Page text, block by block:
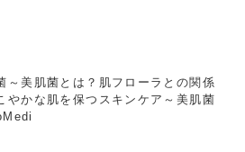
～美肌菌とは？肌フローラとの関係
やかな肌を保つスキンケア～美肌菌